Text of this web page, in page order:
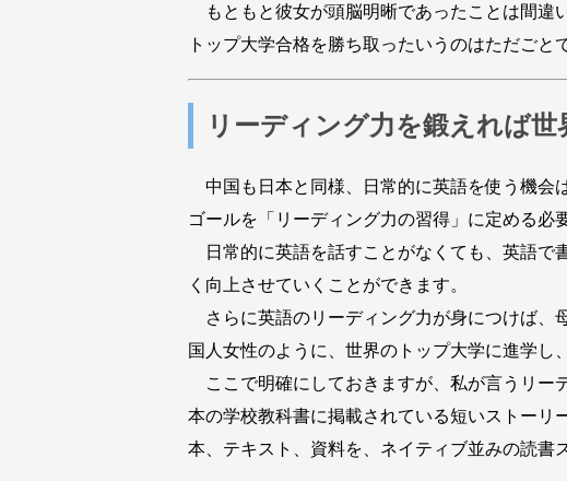
もともと彼女が頭脳明晰であったことは間違
トップ大学合格を勝ち取ったいうのはただごと
リーディング力を鍛えれば世
中国も日本と同様、日常的に英語を使う機会
ゴールを「リーディング力の習得」に定める必
日常的に英語を話すことがなくても、英語で
く向上させていくことができます。
さらに英語のリーディング力が身につけば、
国人女性のように、世界のトップ大学に進学し
ここで明確にしておきますが、私が言うリー
本の学校教科書に掲載されている短いストーリ
本、テキスト、資料を、ネイティブ並みの読書